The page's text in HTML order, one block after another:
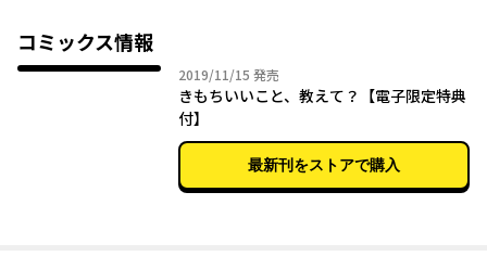
が突然、自らセックスの相手を買って出て、瑞希のアソコを握っ
てきたのだ！
瑞希はセックス恐怖症を克服して、本命の恋人を作れるのか!?
コミックス情報
2019/11/15 2019年11月15日
発売
きもちいいこと、教えて？【電子限定特典
付】
最新刊をストアで購入